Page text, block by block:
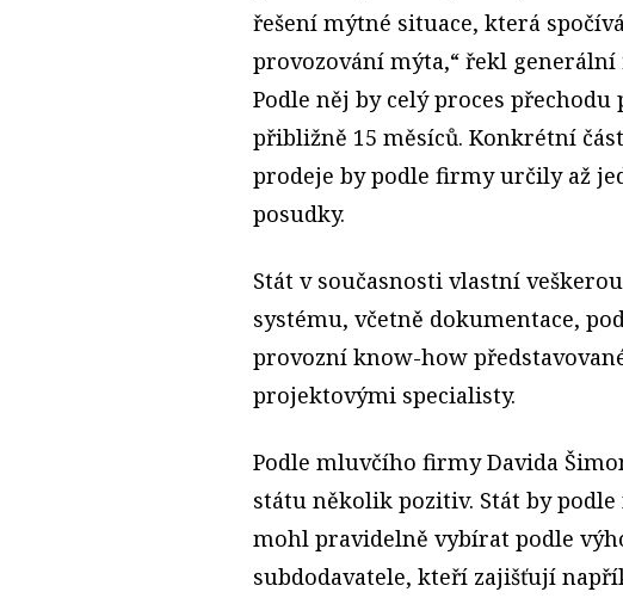
řešení mýtné situace, která
provozování mýta,“ řekl generální
Podle něj by celý proces
přibližně 15 měsíců. Konkrétní
prodeje by podle firmy určily až
posudky.
Stát v současnosti vlastní
systému, včetně dokumentace,
provozní know-how
projektovými specialisty.
Podle mluvčího firmy Davida
státu několik pozitiv. Stát by
mohl pravidelně vybírat podle
subdodavatele, kteří zajišťují